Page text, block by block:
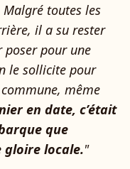
toutes les
il a su rester
pour une
le sollicite pour
même
en date, c’était
que
gloire locale."